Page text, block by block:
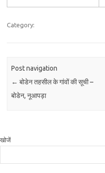
Category:
Post navigation
← बोडेन तहसील के गांवों की सूची –
बोडेन, नूआपड़ा
खोजें